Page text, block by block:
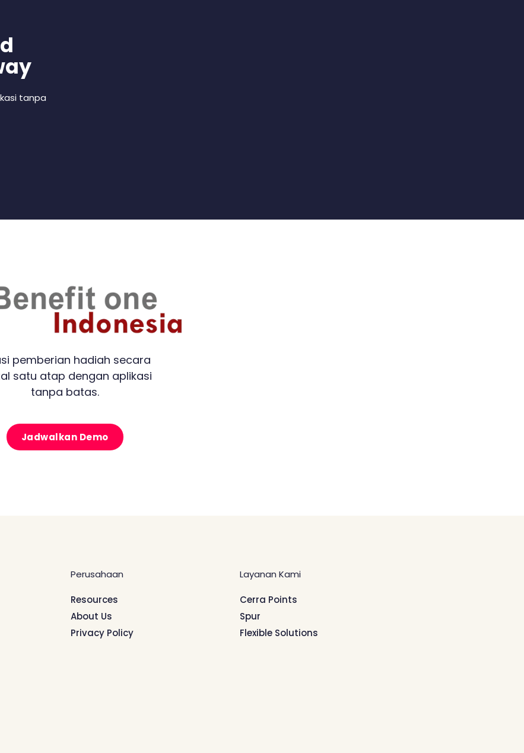
tanpa
pemberian hadiah secara
satu atap dengan aplikasi
tanpa batas.
Jadwalkan Demo
Perusahaan
Resources
About Us
Privacy Policy
Layanan Kami
Cerra Points
Spur
Flexible Solutions